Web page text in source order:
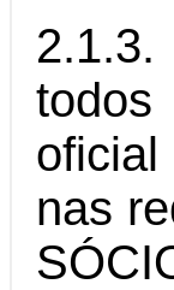
todos
nas